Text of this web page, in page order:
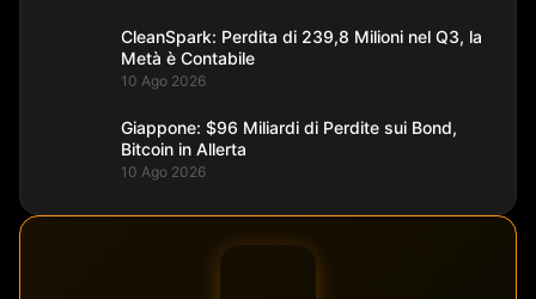
CleanSpark: Perdita di 239,8 Milioni nel Q3, la
Metà è Contabile
10 Ago 2026
Giappone: $96 Miliardi di Perdite sui Bond,
Bitcoin in Allerta
10 Ago 2026